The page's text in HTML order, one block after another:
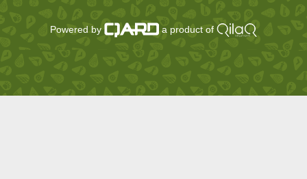
Powered by a product of